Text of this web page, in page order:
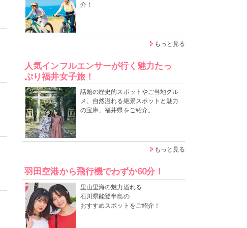
介！
もっと見る
人気インフルエンサーが行く魅力たっ
ぷり福井女子旅！
話題の歴史的スポットやご当地グル
メ、自然溢れる絶景スポットと魅力
の宝庫、福井県をご紹介。
もっと見る
羽田空港から飛行機でわずか60分！
里山里海の魅力溢れる
石川県能登半島の
おすすめスポットをご紹介！